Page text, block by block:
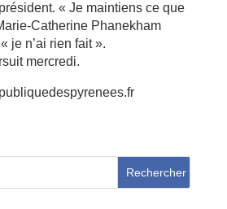
« Je maintiens ce que
Catherine Phanekham
je n’ai rien fait ».
mercredi.